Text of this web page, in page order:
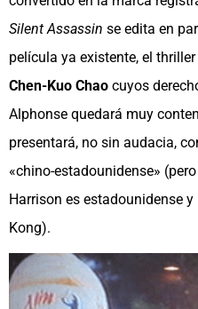
Silent Assassin se edita en
película ya existente, el
Chen-Kuo Chao cuyos
Alphonse quedará muy
presentará, no sin audacia,
«chino-estadounidense»
Harrison es estadounidense
Kong).